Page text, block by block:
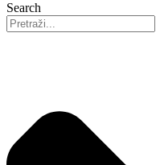
Search